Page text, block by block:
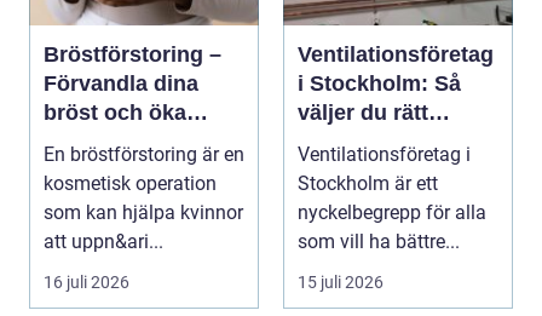
Bröstförstoring –
Förvandla dina
bröst och öka
självförtroendet
En bröstförstoring är en
kosmetisk operation
som kan hjälpa kvinnor
att uppn&ari...
16 juli 2026
Ventilationsföretag
i Stockholm: Så
väljer du rätt
expert på frisk luft
Ventilationsföretag i
Stockholm är ett
nyckelbegrepp för alla
som vill ha bättre...
15 juli 2026